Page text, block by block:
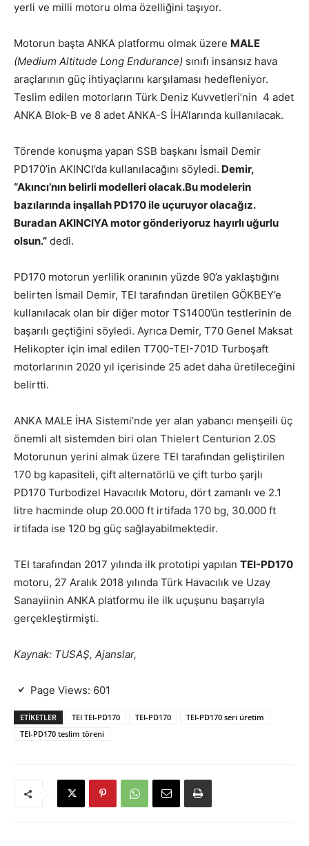
yerli ve milli motoru olma özelliğini taşıyor.
Motorun başta ANKA platformu olmak üzere MALE
(Medium Altitude Long Endurance) sınıfı insansız hava
araçlarının güç ihtiyaçlarını karşılaması hedefleniyor.
Teslim edilen motorların Türk Deniz Kuvvetleri’nin 4 adet
ANKA Blok-B ve 8 adet ANKA-S İHA’larında kullanılacak.
Törende konuşma yapan SSB başkanı İsmail Demir
PD170’in AKINCI’da kullanılacağını söyledi. Demir,
“Akıncı’nın belirli modelleri olacak.Bu modelerin
bazılarında inşallah PD170 ile uçuruyor olacağız.
Buradan AKINCIYA motor gönderiyoruz hayırlı uğurlu
olsun.” dedi.
PD170 motorun yerlilik oranının yüzde 90’a yaklaştığını
belirten İsmail Demir, TEI tarafından üretilen GÖKBEY’e
kullanılacak olan bir diğer motor TS1400’ün testlerinin de
başarılı geçtiğini söyledi. Ayrıca Demir, T70 Genel Maksat
Helikopter için imal edilen T700-TEI-701D Turboşaft
motorlarının 2020 yıl içerisinde 25 adet daha üretileceğini
belirtti.
ANKA MALE İHA Sistemi’nde yer alan yabancı menşeili üç
önemli alt sistemden biri olan Thielert Centurion 2.0S
Motorunun yerini almak üzere TEI tarafından geliştirilen
170 bg kapasiteli, çift alternatörlü ve çift turbo şarjlı
PD170 Turbodizel Havacılık Motoru, dört zamanlı ve 2.1
litre hacminde olup 20.000 ft irtifada 170 bg, 30.000 ft
irtifada ise 120 bg güç sağlayabilmektedir.
TEI tarafından 2017 yılında ilk prototipi yapılan TEI-PD170
motoru, 27 Aralık 2018 yılında Türk Havacılık ve Uzay
Sanayiinin ANKA platformu ile ilk uçuşunu başarıyla
gerçekleştirmişti.
Kaynak: TUSAŞ, Ajanslar,
Page Views: 601
ETIKETLER TEI TEI-PD170 TEI-PD170
TEI-PD170 seri üretim
TEI-PD170 teslim töreni